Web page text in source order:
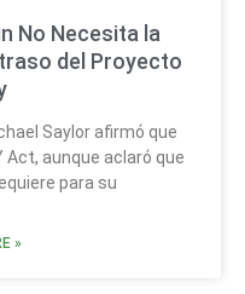
No Necesita la
del Proyecto
Saylor afirmó que
Act, aunque aclaró que
para su
»